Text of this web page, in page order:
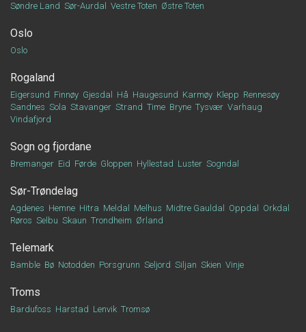
Søndre Land Sør-Aurdal Vestre Toten Østre Toten
Oslo
Oslo
Rogaland
Eigersund Finnøy Gjesdal Hå Haugesund Karmøy Klepp Rennesøy
Sandnes Sola Stavanger Strand Time Bryne Tysvær Varhaug
Vindafjord
Sogn og fjordane
Bremanger Eid Førde Gloppen Hyllestad Luster Sogndal
Sør-Trøndelag
Agdenes Hemne Hitra Meldal Melhus Midtre Gauldal Oppdal
Orkdal
Røros Selbu Skaun Trondheim Ørland
Telemark
Bamble Bø Notodden Porsgrunn Seljord Siljan Skien Vinje
Troms
Bardufoss Harstad Lenvik Tromsø